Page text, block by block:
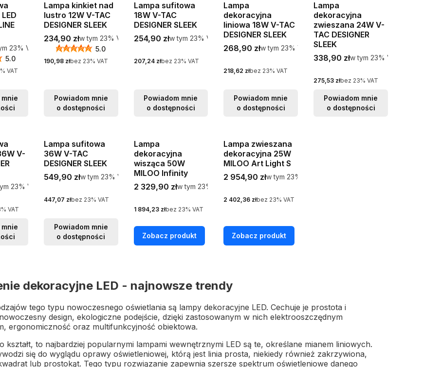
%s VAT
23% VAT
5.0
VAT
Lampa kinkiet nad
lustro 12W V-TAC
DESIGNER SLEEK
Cena brutto
234,90 złw tym %s VAT
w tym 23% VAT
5.0
Cena netto
190,98 złbez 23% VAT
Powiadom mnie
o dostępności
Lampa sufitowa
18W V-TAC
DESIGNER SLEEK
Cena brutto
254,90 złw tym %s VAT
w tym 23% VAT
Cena netto
207,24 złbez 23% VAT
Powiadom mnie
o dostępności
Lampa
dekoracyjna
liniowa 18W V-TAC
DESIGNER SLEEK
Cena brutto
268,90 złw tym %s VAT
w tym 23% VAT
Cena netto
218,62 złbez 23% VAT
Powiadom mnie
o dostępności
Lampa
dekoracyjna
zwieszana 24W V-
TAC DESIGNER
SLEEK
Cena brutto
338,90 złw tym %s VAT
w tym 23% VAT
Cena netto
275,53 złbez 23% VAT
Powiadom mnie
o dostępności
V-
%s VAT
23% VAT
VAT
Lampa sufitowa
36W V-TAC
DESIGNER SLEEK
Cena brutto
549,90 złw tym %s VAT
w tym 23% VAT
Cena netto
447,07 złbez 23% VAT
Powiadom mnie
o dostępności
Lampa
dekoracyjna
wisząca 50W
MILOO Infinity
Cena brutto
2 329,90 złw tym %s VAT
w tym 23%
Cena netto
1 894,23 złbez 23% VAT
Zobacz produkt
Lampa zwieszana
dekoracyjna 25W
MILOO Art Light S
Cena brutto
2 954,90 złw tym %s VAT
w tym 23%
Cena netto
2 402,36 złbez 23% VAT
Zobacz produkt
dekoracyjne LED - najnowsze trendy
tego typu nowoczesnego oświetlania są lampy dekoracyjne LED. Cechuje je prostota i
design, ekologiczne podejście, dzięki zastosowanym w nich elektrooszczędnym
ergonomiczność oraz multifunkcyjność obiektowa.
kształt, to najbardziej popularnymi lampami wewnętrznymi LED są te, określane mianem liniowych.
się do wyglądu oprawy oświetleniowej, którą jest linia prosta, niekiedy również zakrzywiona,
lub prostokąt. Tego typu rozwiązanie zapewnia szersze spektrum oświetleniowe danego